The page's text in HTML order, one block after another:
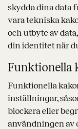
skydda dina data
vara tekniska
och utbyte av
din identitet när
Funktionella
Funktionella
inställningar,
blockera eller
användningen av